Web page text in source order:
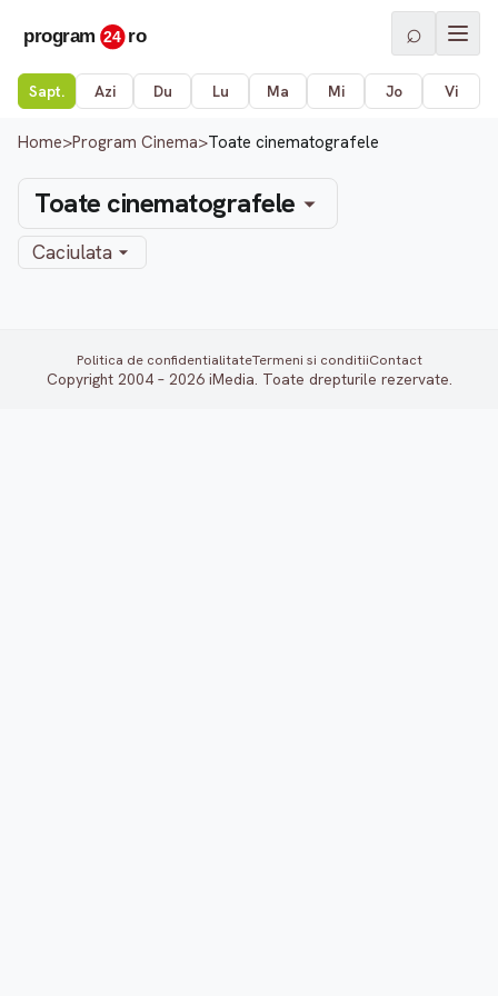
⌕
Sapt. Azi Du Lu Ma Mi Jo Vi
Home>Program Cinema>Toate cinematografele
Toate cinematografele
Caciulata
Politica de confidentialitateTermeni si conditiiContact
Copyright 2004 – 2026 iMedia. Toate drepturile rezervate.